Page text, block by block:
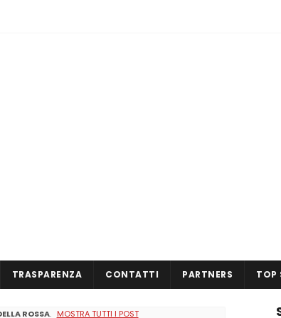
TRASPARENZA CONTATTI PARTNERS TOP
ROSSA. MOSTRA TUTTI I POST